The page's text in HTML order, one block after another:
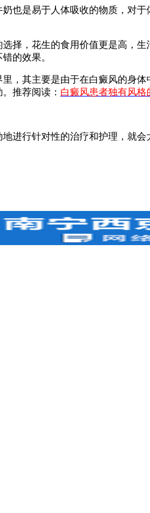
是易于人体吸收的物质，对于
，花生的食用价值更是高，生
的效果。
其主要是由于在白癜风的身体
推荐阅读： 白癜风患者独有风格
行针对性的治疗和护理，就会